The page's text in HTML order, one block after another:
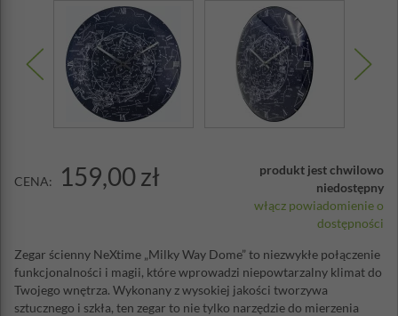
CENA: 159,00 zł
produkt jest chwilowo
niedostępny
włącz powiadomienie o
dostępności
Zegar ścienny NeXtime „Milky Way Dome” to niezwykłe połączenie
funkcjonalności i magii, które wprowadzi niepowtarzalny klimat do
Twojego wnętrza. Wykonany z wysokiej jakości tworzywa
sztucznego i szkła, ten zegar to nie tylko narzędzie do mierzenia